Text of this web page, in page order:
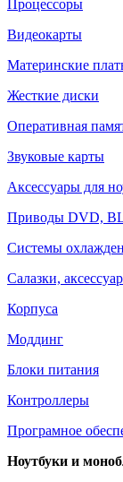
Процессоры
Видеокарты
Материнские
Жесткие диски
Оперативная
Звуковые карты
Аксессуары для
Приводы DVD,
Системы
Салазки,
Корпуса
Моддинг
Блоки питания
Контроллеры
Програмное
Ноутбуки и